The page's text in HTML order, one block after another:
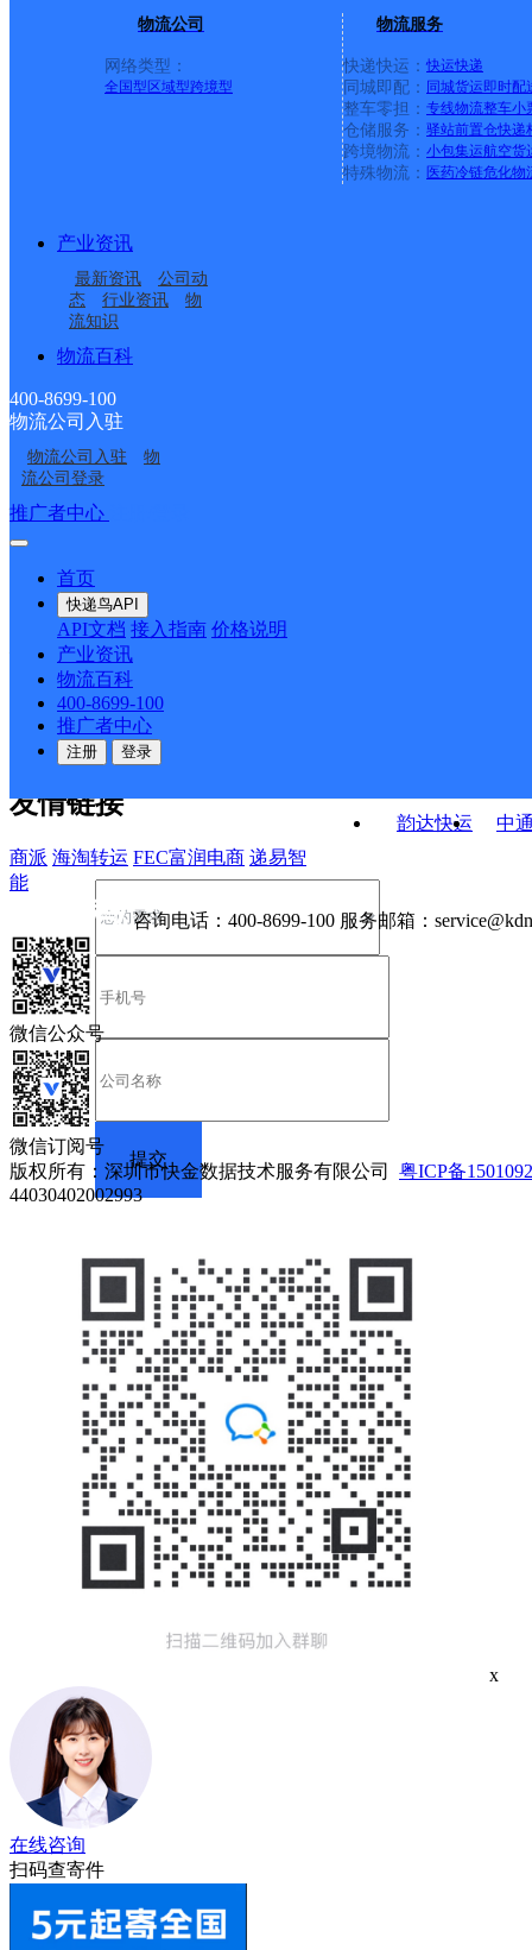
物流公司
网络类型：
全国型 区域型跨境型
物流服务
快递快运： 快运快递
同城即配： 同城货运即时配
整车零担： 专线物流整车小
仓储服务： 驿站前置仓快递
跨境物流： 小包集运航空货
特殊物流： 医药冷链危化物
产业资讯
最新资讯
公司动
态
行业资讯
物
流知识
物流百科
400-8699-100
物流公司入驻
物流公司入驻
物
流公司登录
推广者中心
首页
快递鸟API
API文档 接入指南 价格说明
产业资讯
物流百科
400-8699-100
推广者中心
注册 登录
中国邮政集团有限公司新疆维吾尔自治区叶城县
红河县迤萨镇合作点
ID2638
红河县阿扎河乡合作点
ID2026
羊街邮政所
石头寨邮政所
宝华邮政所
三村邮政所
韵达快运
中
接口API
API接口 DEMO下载
关于我们
公司介绍 企业动态
合作伙伴 快递鸟接口服务协议
户隐私政策
友情链接
商派 海淘转运 FEC富润电商 递易智
能
咨询电话： 400-8699-100 服务邮箱：
微信公众号
微信订阅号
版权所有：深圳市快金数据技术服务有限公司 粤ICP备
44030402002993
x
在线咨询
扫码查寄件